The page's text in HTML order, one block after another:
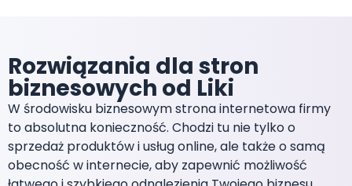
Rozwiązania dla stron
biznesowych od Liki
W środowisku biznesowym strona internetowa firmy
to absolutna konieczność. Chodzi tu nie tylko o
sprzedaż produktów i usług online, ale także o samą
obecność w internecie, aby zapewnić możliwość